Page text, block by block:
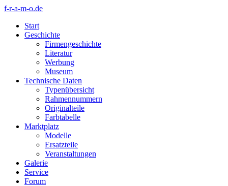
f-r-a-m-o.de
Start
Geschichte
Firmengeschichte
Literatur
Werbung
Museum
Technische Daten
Typenübersicht
Rahmennummern
Originalteile
Farbtabelle
Marktplatz
Modelle
Ersatzteile
Veranstaltungen
Galerie
Service
Forum